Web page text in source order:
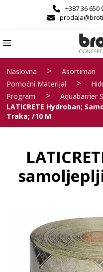
+387 36 650
Naslovna > Asortiman
Pomoćni Materijal
>
Program
> Aquabarrier
LATICRETE Hydroban;
Traka; /10 M